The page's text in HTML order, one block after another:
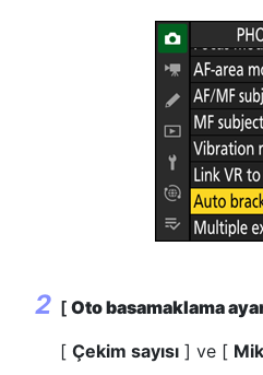
[ Oto basamaklama
[ Çekim sayısı ] ve [